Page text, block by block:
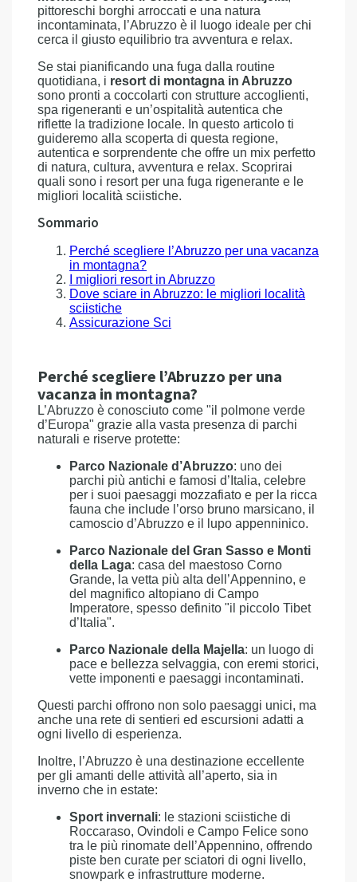
pittoreschi borghi arroccati e una natura
incontaminata, l’Abruzzo è il luogo ideale per chi
cerca il giusto equilibrio tra avventura e relax.
Se stai pianificando una fuga dalla routine
quotidiana, i resort di montagna in Abruzzo
sono pronti a coccolarti con strutture accoglienti,
spa rigeneranti e un’ospitalità autentica che
riflette la tradizione locale. In questo articolo ti
guideremo alla scoperta di questa regione,
autentica e sorprendente che offre un mix perfetto
di natura, cultura, avventura e relax. Scoprirai
quali sono i resort per una fuga rigenerante e le
migliori località sciistiche.
Sommario
Perché scegliere l’Abruzzo per una vacanza
in montagna?
I migliori resort in Abruzzo
Dove sciare in Abruzzo: le migliori località
sciistiche
Assicurazione Sci
Perché scegliere l’Abruzzo per una
vacanza in montagna?
L’Abruzzo è conosciuto come "il polmone verde
d’Europa" grazie alla vasta presenza di parchi
naturali e riserve protette:
Parco Nazionale d’Abruzzo: uno dei
parchi più antichi e famosi d’Italia, celebre
per i suoi paesaggi mozzafiato e per la ricca
fauna che include l’orso bruno marsicano, il
camoscio d’Abruzzo e il lupo appenninico.
Parco Nazionale del Gran Sasso e Monti
della Laga: casa del maestoso Corno
Grande, la vetta più alta dell’Appennino, e
del magnifico altopiano di Campo
Imperatore, spesso definito "il piccolo Tibet
d’Italia".
Parco Nazionale della Majella: un luogo di
pace e bellezza selvaggia, con eremi storici,
vette imponenti e paesaggi incontaminati.
Questi parchi offrono non solo paesaggi unici, ma
anche una rete di sentieri ed escursioni adatti a
ogni livello di esperienza.
Inoltre, l’Abruzzo è una destinazione eccellente
per gli amanti delle attività all’aperto, sia in
inverno che in estate:
Sport invernali: le stazioni sciistiche di
Roccaraso, Ovindoli e Campo Felice sono
tra le più rinomate dell’Appennino, offrendo
piste ben curate per sciatori di ogni livello,
snowpark e infrastrutture moderne.